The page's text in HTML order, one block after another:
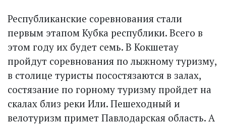
Республиканские соревнования стали
первым этапом Кубка республики. Всего в
этом году их будет семь. В Кокшетау
пройдут соревнования по лыжному туризму,
в столице туристы посостязаются в залах,
состязание по горному туризму пройдет на
скалах близ реки Или. Пешеходный и
велотуризм примет Павлодарская область. А